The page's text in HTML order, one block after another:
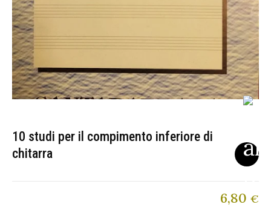
10 studi per il compimento inferiore di
chitarra
6,80 €